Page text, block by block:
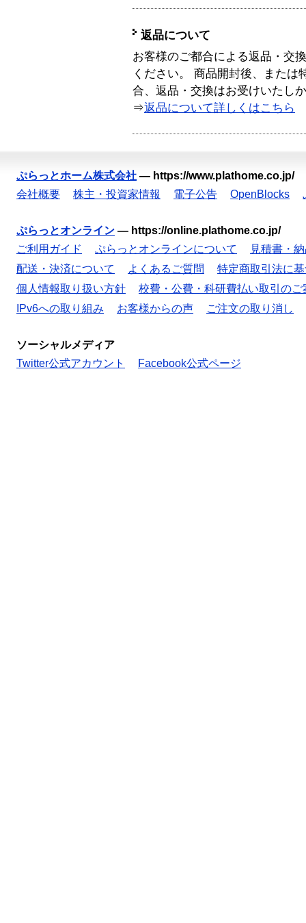
返品について
お客様のご都合による返品・交
ください。 商品開封後、または
合、返品・交換はお受けいたし
⇒返品について詳しくはこちら
ぷらっとホーム株式会社 — https://www.plathome.co.jp/
会社概要
株主・投資家情報 電子公告 OpenBlocks
ぷらっとオンライン — https://online.plathome.co.jp/
ご利用ガイド
ぷらっとオンラインについて
見積書・
配送・決済について
よくあるご質問
特定商取引法に
個人情報取り扱い方針
校費・公費・科研費払い取引のご
IPv6への取り組み
お客様からの声 ご注文の取り消し
ソーシャルメディア
Twitter公式アカウント
Facebook公式ページ